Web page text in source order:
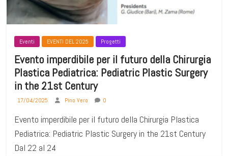
Eventi EVENTI DEL 2025 Progetti
Evento imperdibile per il futuro della Chirurgia
Plastica Pediatrica: Pediatric Plastic Surgery
in the 21st Century
17/04/2025 Pino Vero 0
Evento imperdibile per il futuro della Chirurgia Plastica
Pediatrica: Pediatric Plastic Surgery in the 21st Century
Dal 22 al 24